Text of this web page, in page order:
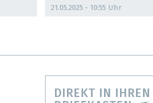
21.05.2025 - 10:55 Uhr
DIREKT IN IHREN